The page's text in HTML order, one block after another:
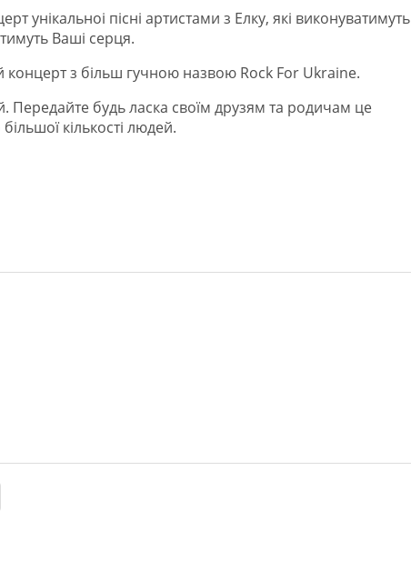
унікальноі пісні артистами з Елку, які виконуватимуть
Ваші серця.
концерт з більш гучною назвою Rock For Ukraine.
будь ласка своїм друзям та родичам це
кількості людей.